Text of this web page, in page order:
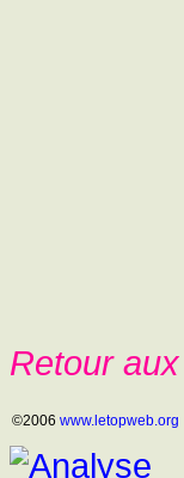
Retour
©2006 www.letopweb.org